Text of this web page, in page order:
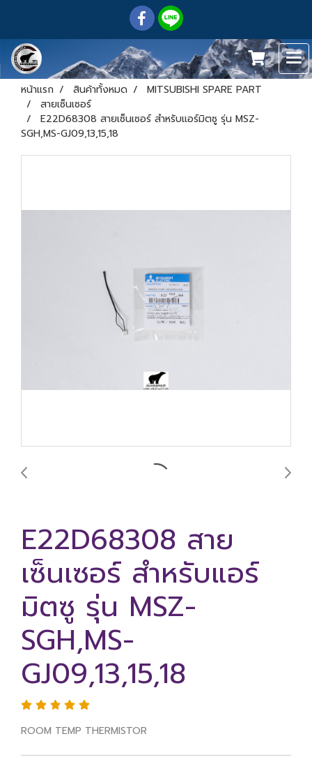
หน้าแรก สินค้าทั้งหมด
MITSUBISHI SPARE PART
สายเซ็นเซอร์
E22D68308 สายเซ็นเซอร์ สำหรับแอร์มิตซู รุ่น MSZ-
SGH,MS-GJ09,13,15,18
E22D68308 สาย
เซ็นเซอร์ สำหรับแอร์
มิตซู รุ่น MSZ-
SGH,MS-
GJ09,13,15,18
ROOM TEMP THERMISTOR